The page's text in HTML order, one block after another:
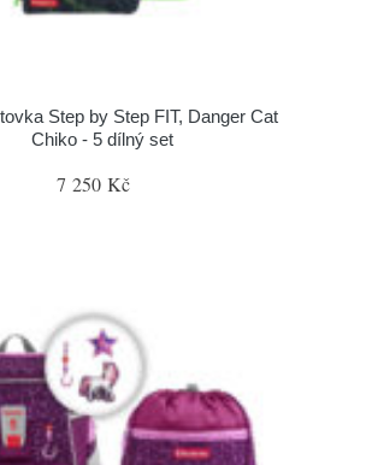
Step by Step FIT, Danger Cat
Chiko - 5 dílný set
7 250 Kč